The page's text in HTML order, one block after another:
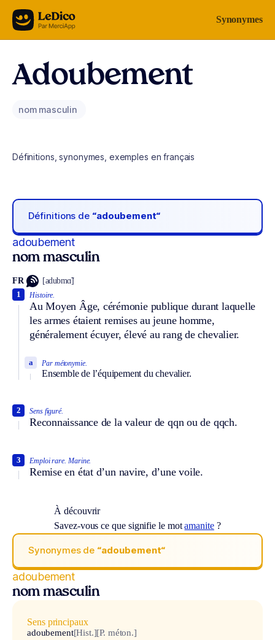
Aller au contenu Synonymes
Adoubement
nom masculin
Définitions, synonymes, exemples en français
Définitions de “adoubement“
adoubement
nom masculin
FR [adubmɑ̃]
Histoire.
Au Moyen Âge, cérémonie publique durant laquelle
les armes étaient remises au jeune homme,
généralement écuyer, élevé au rang de chevalier.
1
Par métonymie.
Ensemble de l’équipement du chevalier.
a
Sens figuré.
Reconnaissance de la valeur de qqn ou de qqch.
2
Emploi rare. Marine.
Remise en état d’un navire, d’une voile.
3
À découvrir
Savez-vous ce que signifie le motamanite?
Synonymes de “adoubement“
adoubement
nom masculin
Sens principaux
adoubement[Hist.][P. méton.]